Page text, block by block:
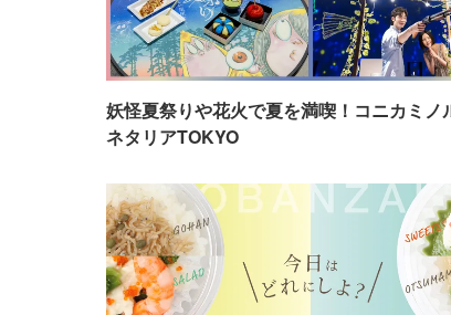
妖怪夏祭りや花火で夏を満喫！コニカミノ
ネタリアTOKYO